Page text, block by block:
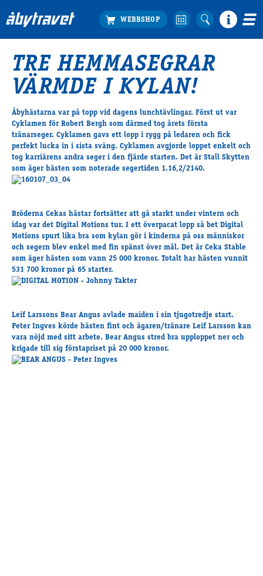
Köp biljett
Travprogrammet
Bra att veta
Restauranger
Catering by Lyon
Hotell nära oss
Nybörjar­guide
Tävlingsdagar
FAQ
Travkonferens
Exponering & värdskap
Hört och hänt
Tävling
TRE HEMMASEGRAR
VÄRMDE I KYLAN!
Åbyhästarna var på topp vid dagens lunchtävlingar. Först ut var
Cyklamen för Robert Bergh som därmed tog årets första
tränarseger. Cyklamen gavs ett lopp i rygg på ledaren och fick
perfekt lucka in i sista sväng. Cyklamen avgjorde loppet enkelt och
tog karriärens andra seger i den fjärde starten. Det är Stall Skytten
som äger hästen som noterade segertiden 1.16,2/2140.
Bröderna Cekas hästar fortsätter att gå starkt under vintern och
idag var det Digital Motions tur. I ett överpacat lopp så bet Digital
Motions spurt lika bra som kylan gör i kinderna på oss människor
och segern blev enkel med fin spänst över mål. Det är Ceka Stable
som äger hästen som vann 25 000 kronor. Totalt har hästen vunnit
531 700 kronor på 65 starter.
Leif Larssons Bear Angus avlade maiden i sin tjugotredje start.
Peter Ingves körde hästen fint och ägaren/tränare Leif Larsson kan
vara nöjd med sitt arbete. Bear Angus stred bra upploppet ner och
krigade till sig förstapriset på 20 000 kronor.